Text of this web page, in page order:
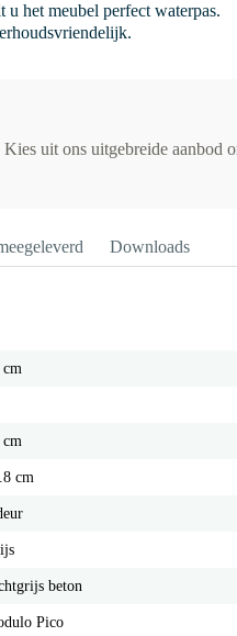
u het meubel perfect waterpas.
uit ons uitgebreide aanbod
Downloads
cm
cm
cm
beton
Pico